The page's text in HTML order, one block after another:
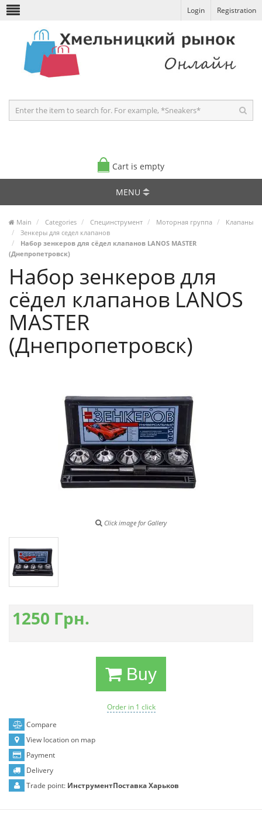
Login Registration
Cart is empty
MENU
Main Categories Специнструмент Моторная группа
Клапаны
Зенкеры для седел клапанов
Набор зенкеров для сёдел клапанов LANOS MASTER
(Днепропетровск)
Набор зенкеров для
сёдел клапанов LANOS
MASTER
(Днепропетровск)
Click image for Gallery
1250 Грн.
Buy
Order in 1 click
Compare
View location on map
Payment
Delivery
Trade point: ИнструментПоставка Харьков